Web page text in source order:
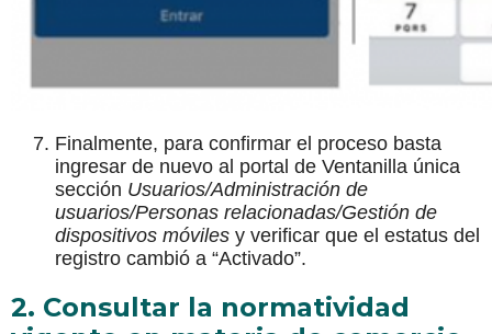
Finalmente, para confirmar el proceso basta
ingresar de nuevo al portal de Ventanilla única
sección Usuarios/Administración de
usuarios/Personas relacionadas/Gestión de
dispositivos móviles y verificar que el estatus del
registro cambió a “Activado”.
2. Consultar la normatividad